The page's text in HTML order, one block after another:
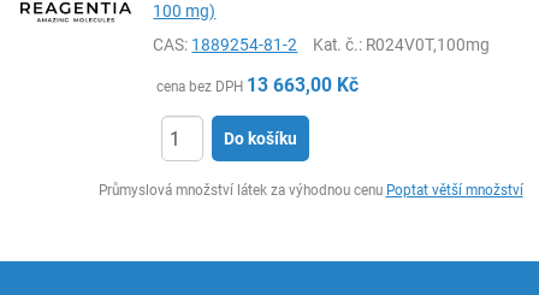
100 mg)
CAS: 1889254-81-2 Kat. č.: R024V0T,100mg
cena bez DPH 13 663,00 Kč
Do košíku
Průmyslová množství látek za výhodnou cenu Poptat větší množství